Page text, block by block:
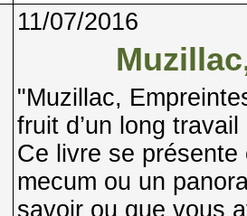
11/07/2016
"Muzillac,
fruit d’un long
Ce livre se
mecum ou un
savoir ou que vous